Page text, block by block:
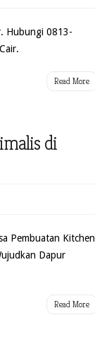
Hubungi 0813-
Read More
di
Pembuatan Kitchen
Dapur
Read More